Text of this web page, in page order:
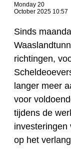
Monday 20
October 2025 10:57
Sinds
richtingen,
langer meer
voor
tijdens de
investeringen
op het